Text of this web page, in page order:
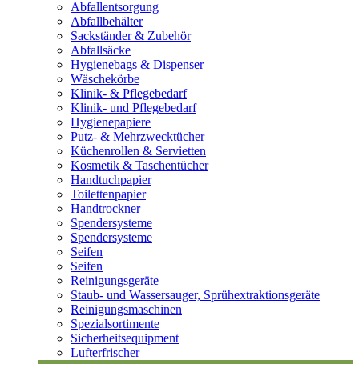
Abfallentsorgung
Abfallbehälter
Sackständer & Zubehör
Abfallsäcke
Hygienebags & Dispenser
Wäschekörbe
Klinik- & Pflegebedarf
Klinik- und Pflegebedarf
Hygienepapiere
Putz- & Mehrzwecktücher
Küchenrollen & Servietten
Kosmetik & Taschentücher
Handtuchpapier
Toilettenpapier
Handtrockner
Spendersysteme
Spendersysteme
Seifen
Seifen
Reinigungsgeräte
Staub- und Wassersauger, Sprühextraktionsgeräte
Reinigungsmaschinen
Spezialsortimente
Sicherheitsequipment
Lufterfrischer